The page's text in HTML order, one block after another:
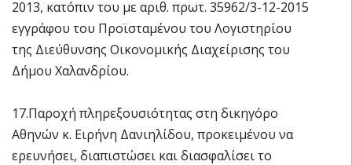
2013, κατόπιν του με αριθ. πρωτ. 35962/3-12-2015
εγγράφου του Προϊσταμένου του Λογιστηρίου
της Διεύθυνσης Οικονομικής Διαχείρισης του
Δήμου Χαλανδρίου.
17.Παροχή πληρεξουσιότητας στη δικηγόρο
Αθηνών κ. Ειρήνη Δανιηλίδου, προκειμένου να
ερευνήσει, διαπιστώσει και διασφαλίσει το